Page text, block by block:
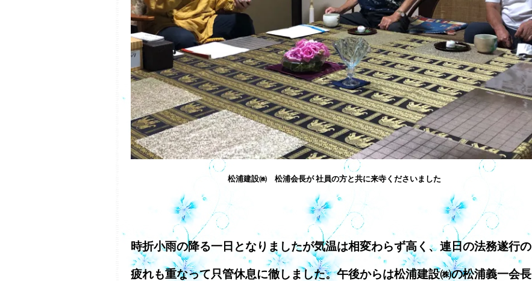
松浦建設㈱ 松浦会長が 社員の方と共に来寺くださいました
時折小雨の降る一日となりましたが気温は相変わらず高く、連日の法務遂行の
疲れも重なって只管休息に徹しました。午後からは松浦建設㈱の松浦義一会長